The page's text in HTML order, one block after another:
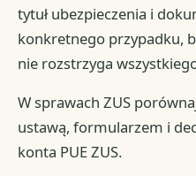
tytuł ubezpieczenia i
konkretnego przypadku,
nie rozstrzyga
W sprawach ZUS
ustawą, formularzem i
konta PUE ZUS.